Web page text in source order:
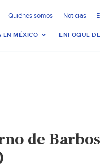
Quiénes somos Noticias
EN MÉXICO ENFOQUE
de